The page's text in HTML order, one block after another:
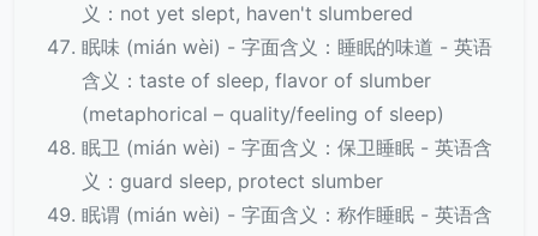
义：not yet slept, haven't slumbered
眠味 (mián wèi) - 字面含义：睡眠的味道 - 英语
含义：taste of sleep, flavor of slumber
(metaphorical – quality/feeling of sleep)
眠卫 (mián wèi) - 字面含义：保卫睡眠 - 英语含
义：guard sleep, protect slumber
眠谓 (mián wèi) - 字面含义：称作睡眠 - 英语含